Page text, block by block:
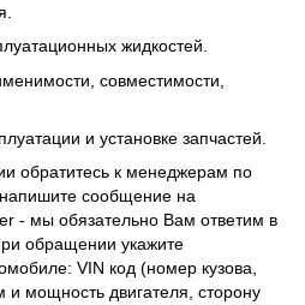
жидкостей.
совместимости,
и установке запчастей.
обратитесь к менеджерам по
сообщение на
- мы обязательно Вам ответим в
обращении укажите
VIN код (номер кузова,
мощность двигателя, сторону